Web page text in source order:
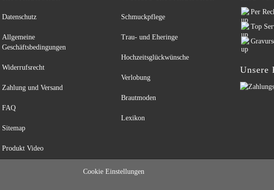
Datenschutz
Allgemeine
Geschäftsbedingungen
Widerrufsrecht
Zahlung und Versand
FAQ
Sitemap
Produkt Video
Schmuckpflege
Trau- und Eheringe
Hochzeitsglückwünsche
Verlobung
Brautmoden
Lexikon
Per
Top
Unsere
Cookie Einstellungen